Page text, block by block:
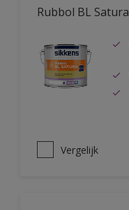
Rubbol BL Satura
Vergelijk